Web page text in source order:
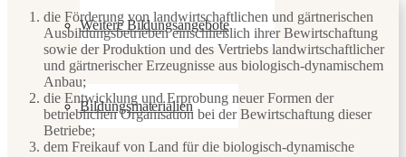
Weitere Bildungsangebote
Bildungsmaterialien
die Förderung von landwirtschaftlichen und gärtnerischen
Ausbildungsbetrieben einschließlich ihrer Bewirtschaftung
sowie der Produktion und des Vertriebs landwirtschaftlicher
und gärtnerischer Erzeugnisse aus biologisch-dynamischem
Anbau;
die Entwicklung und Erprobung neuer Formen der
betrieblichen Organisation bei der Bewirtschaftung dieser
Betriebe;
dem Freikauf von Land für die biologisch-dynamische